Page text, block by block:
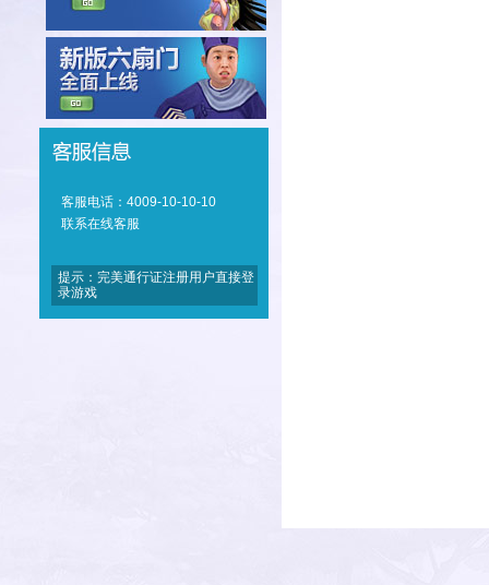
客服电话：4009-10-10-10
联系在线客服
提示：完美通行证注册用户直接登
录游戏